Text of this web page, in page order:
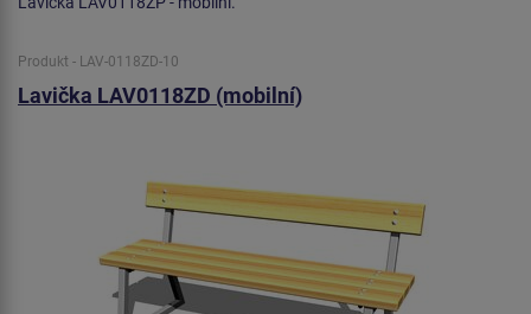
Produkt - LAV-0118ZD-10
Lavička LAV0118ZD (mobilní)